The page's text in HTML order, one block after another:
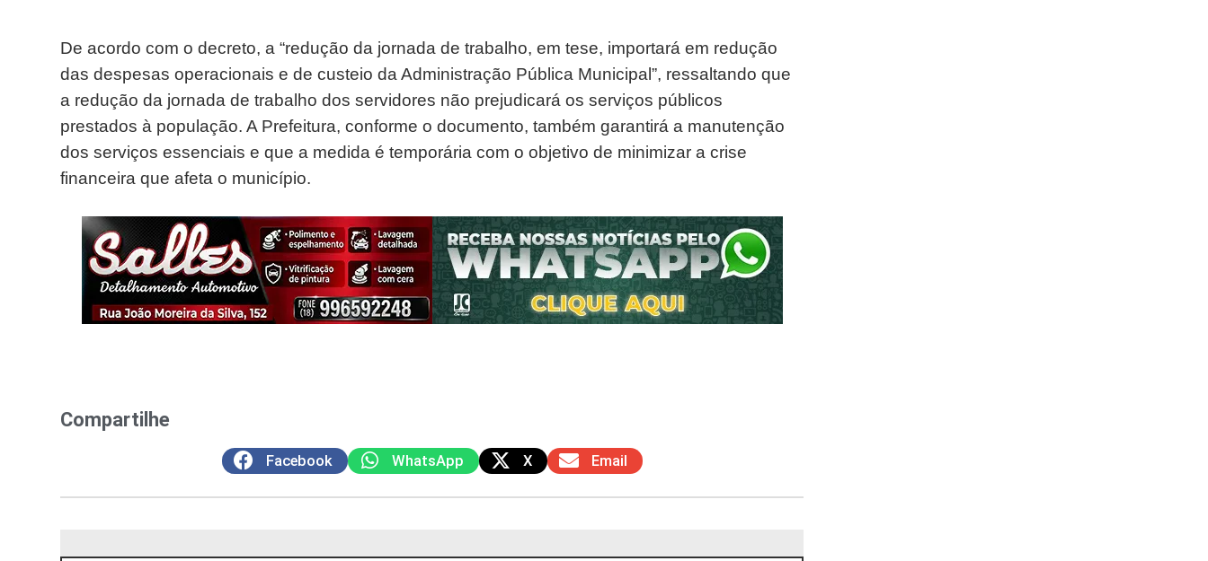
De acordo com o decreto, a “redução da jornada de trabalho, em tese, importará em redução
das despesas operacionais e de custeio da Administração Pública Municipal”, ressaltando que
a redução da jornada de trabalho dos servidores não prejudicará os serviços públicos
prestados à população. A Prefeitura, conforme o documento, também garantirá a manutenção
dos serviços essenciais e que a medida é temporária com o objetivo de minimizar a crise
financeira que afeta o município.
Compartilhe
Facebook WhatsApp X Email